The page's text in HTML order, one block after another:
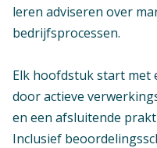
E+Boek
Aantal pagina's
327
leren adviseren over
bedrijfsprocessen.
Elk hoofdstuk start met
door actieve
en een afsluitende
Inclusief